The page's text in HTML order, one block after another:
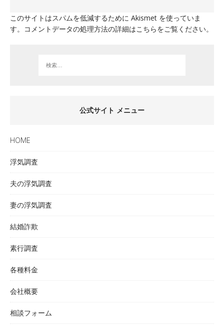
このサイトはスパムを低減するために Akismet を使っていま
す。
コメントデータの処理方法の詳細はこちらをご覧ください。
公式サイト メニュー
HOME
浮気調査
夫の浮気調査
妻の浮気調査
結婚詐欺
素行調査
各種料金
会社概要
相談フォーム